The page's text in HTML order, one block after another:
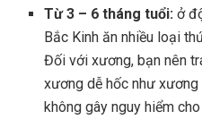
Từ 3 – 6 tháng tuổi: ở
Bắc Kinh ăn nhiều loại
Đối với xương, bạn nên
xương dễ hốc như
không gây nguy hiểm